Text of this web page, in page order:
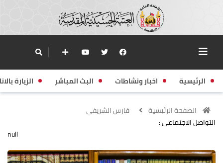
الرئيسية اخبار ونشاطات البث المباشر الزيارة
الصفحة الرئيسية
فارس الشريفي
التواصل الاجتماعي :
null